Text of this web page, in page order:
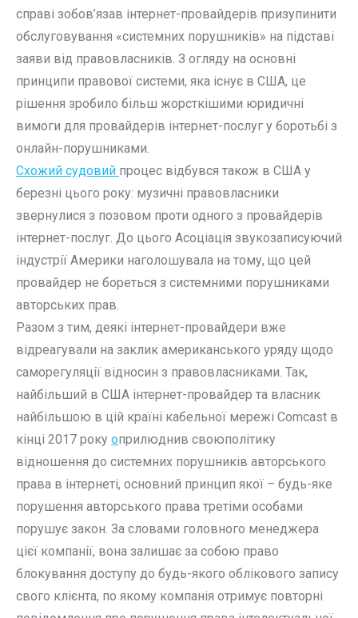
справі зобов’язав інтернет-провайдерів призупинити
обслуговування «системних порушників» на підставі
заяви від правовласників. З огляду на основні
принципи правової системи, яка існує в США, це
рішення зробило більш жорсткішими юридичні
вимоги для провайдерів інтернет-послуг у боротьбі з
онлайн-порушниками.
Схожий судовий процес відбувся також в США у
березні цього року: музичні правовласники
звернулися з позовом проти одного з провайдерів
інтернет-послуг. До цього Асоціація звукозаписуючий
індустрії Америки наголошувала на тому, що цей
провайдер не бореться з системними порушниками
авторських прав.
Разом з тим, деякі інтернет-провайдери вже
відреагували на заклик американського уряду щодо
саморегуляції відносин з правовласниками. Так,
найбільший в США інтернет-провайдер та власник
найбільшою в цій країні кабельної мережі Comcast в
кінці 2017 року оприлюднив своюполітику
відношення до системних порушників авторського
права в інтернеті, основний принцип якої – будь-яке
порушення авторського права третіми особами
порушує закон. За словами головного менеджера
цієї компанії, вона залишає за собою право
блокування доступу до будь-якого облікового запису
свого клієнта, по якому компанія отримує повторні